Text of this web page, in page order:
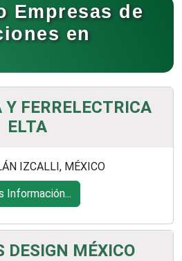
Empresas de
en
FERRELECTRICA
ELTA
IZCALLI, MÉXICO
Información...
DESIGN MÉXICO